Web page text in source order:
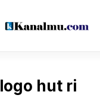
logo hut ri